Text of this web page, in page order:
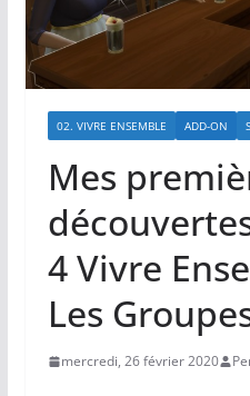
02. VIVRE ENSEMBLE ADD-ON
Mes
4 Vivre
Les
mercredi, 26 février 2020